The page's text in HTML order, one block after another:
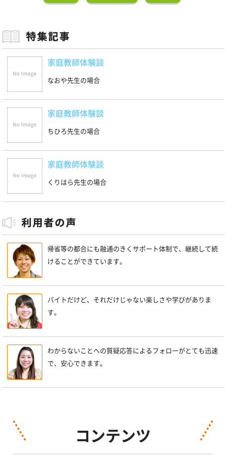
家庭教師体験談
なおや先生の場合
家庭教師体験談
ちひろ先生の場合
家庭教師体験談
くりはら先生の場合
帰省等の都合にも融通のきくサポート体制で、継続して続
けることができています。
バイトだけど、それだけじゃない楽しさや学びがありま
す。
わからないことへの質疑応答によるフォローがとても迅速
で、安心できます。
コンテンツ